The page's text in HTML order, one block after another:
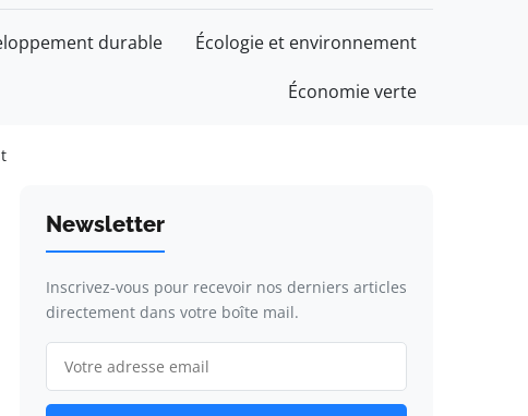
durable Écologie et environnement
Économie verte
Newsletter
Inscrivez-vous pour recevoir nos derniers articles
directement dans votre boîte mail.